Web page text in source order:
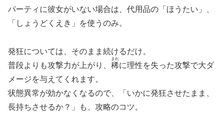
パーティに彼女がいない場合は、代用品の「ほうたい」、
「しょうどくえき」を使うのみ。
発狂については、そのまま続けるだけ。
普段よりも攻撃力が上がり、 稀
まれ
に理性を失った攻撃で大ダ
メージを与えてくれます。
状態異常が効かなくなるので、「いかに発狂させたまま、
長持ちさせるか？」も、攻略のコツ。